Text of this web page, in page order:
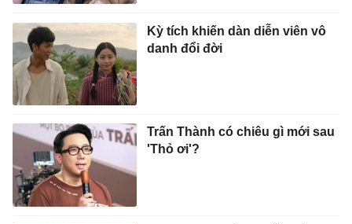
Kỳ tích khiến dàn diễn viên vô
danh đổi đời
Trấn Thành có chiêu gì mới sau
'Thỏ ơi'?